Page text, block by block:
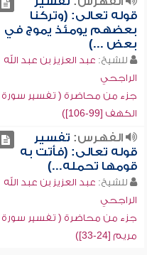
قوله تعالى: (وتركنا
بعضهم يومئذ يموج في
بعض ...)
للشيخ: عبد العزيز بن عبد الله
الراجحي
جزء من محاضرة ( تفسير سورة
الكهف [99-106])
الفهرس: تفسير
قوله تعالى: (فأتت به
قومها تحمله...)
للشيخ: عبد العزيز بن عبد الله
الراجحي
جزء من محاضرة ( تفسير سورة
مريم [24-33])